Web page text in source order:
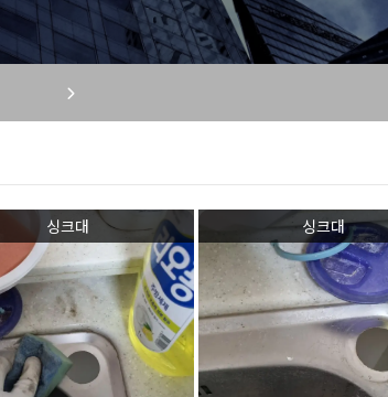
원룸 수전 작업
세탁실 수전 작업
싱크대 싱크대